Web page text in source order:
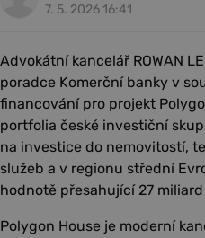
7. 5. 2026 16:41
Advokátní kancelář ROWAN
poradce Komerční banky v
financování pro projekt
portfolia české investiční
na investice do nemovitostí,
služeb a v regionu střední
hodnotě přesahující 27
Polygon House je moderní